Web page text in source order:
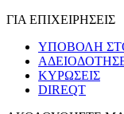
ΓΙΑ ΕΠΙΧΕΙΡΗΣΕΙΣ
ΥΠΟΒΟΛΗ
ΚΥΡΩΣΕΙΣ
DIREQT